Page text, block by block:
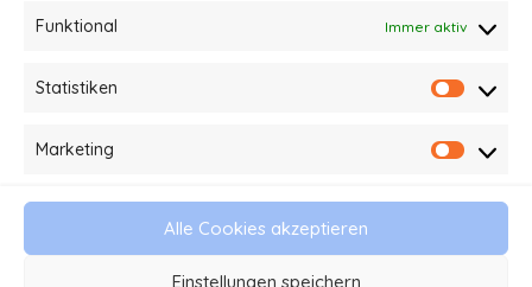
Funktional Immer aktiv
Statistiken
Marketing
Alle Cookies akzeptieren
Einstellungen speichern
© 2026 My happy Sunshine - Stefanie Kathi